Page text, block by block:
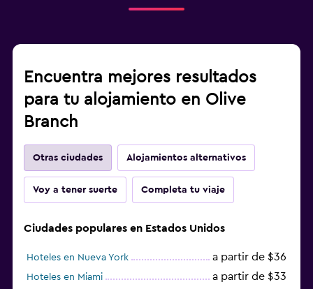
Encuentra mejores resultados
para tu alojamiento en Olive
Branch
Otras ciudades Alojamientos alternativos
Voy a tener suerte Completa tu viaje
Ciudades populares en Estados Unidos
Hoteles en Nueva York a partir de $36
Hoteles en Miami a partir de $33